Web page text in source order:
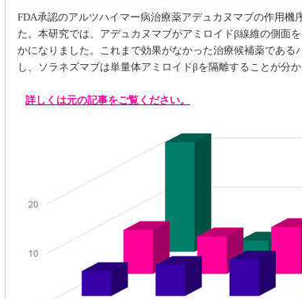
FDA承認のアルツハイマー病治療薬アデュカヌマブの作用
た。本研究では、アデュカヌマブがアミロイドβ線維の側面
かになりました。これまで効果がなかった治療候補薬であ
し、ソラネズマブは単量体アミロイドβを隔離することが分か
詳しくは元の記事をご覧ください。